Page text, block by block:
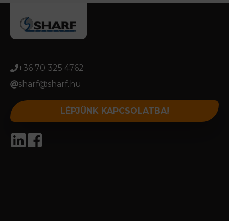
Kapcsolat
+36 70 325 4762
sharf@sharf.hu
LÉPJÜNK KAPCSOLATBA!